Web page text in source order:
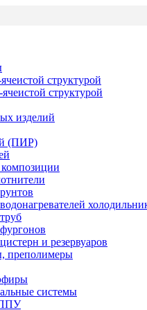
структурой
структурой
изделий
(ПИР)
и резервуаров
преполимеры
системы
ППУ